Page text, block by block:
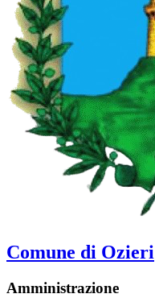
Comune di Ozieri
Amministrazione